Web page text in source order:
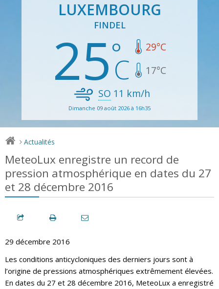
LUXEMBOURG
FINDEL
25 29°C
17°C
SO 11 km/h
Dimanche 09 août 2026 à 16h35
> Actualités
MeteoLux enregistre un record de
pression atmosphérique en dates du 27
et 28 décembre 2016
29 décembre 2016
Les conditions anticycloniques des derniers jours sont à
l’origine de pressions atmosphériques extrêmement élevées.
En dates du 27 et 28 décembre 2016, MeteoLux a enregistré